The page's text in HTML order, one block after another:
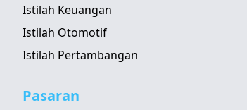
Istilah Keuangan
Istilah Otomotif
Istilah Pertambangan
Pasaran